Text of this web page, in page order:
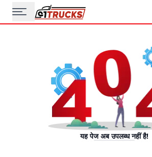
यह पेज अब उपलब्ध नहीं है!